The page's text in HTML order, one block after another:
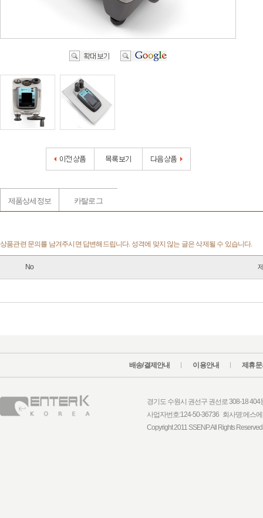
제품상세정보 카탈로그
상품관련 문의를 남겨주시면 답변해드립니다. 성격에 맞지 않는 글은 삭제될 수 있습니다.
No
배송/결제안내 이용안내 제휴문
경기도 수원시 권선구 권선로 308-18
사업자번호:124-50-36736 회사명:에스
Copyright 2011 SSENP. All Rights Reserved